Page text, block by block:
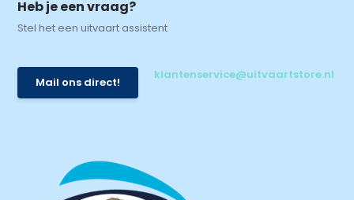
Heb je een vraag?
Stel het een uitvaart assistent
Mail ons direct!
klantenservice@uitvaartstore.nl